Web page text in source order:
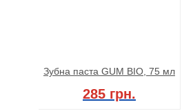
Зубна паста GUM BIO, 75 мл
285 грн.